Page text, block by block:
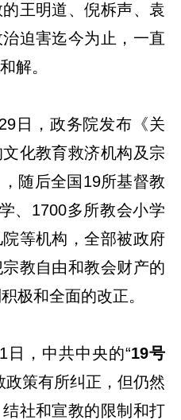
王明道、倪柝声、袁
迫害迄今为止，一直
解。
日，政务院发布《关
化教育救济机构及宗
随后全国19所基督教
、1700多所教会小学
等机构，全部被政府
教自由和教会财产的
极和全面的改正。
，中共中央的“19号
政策有所纠正，但仍然
社和宣教的限制和打